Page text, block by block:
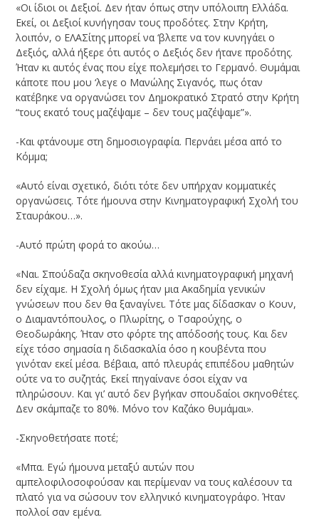
«Οι ίδιοι οι Δεξιοί. Δεν ήταν όπως στην υπόλοιπη Ελλάδα.
Εκεί, οι Δεξιοί κυνήγησαν τους προδότες. Στην Κρήτη,
λοιπόν, ο ΕΛΑΣίτης μπορεί να ‘βλεπε να τον κυνηγάει ο
Δεξιός, αλλά ήξερε ότι αυτός ο Δεξιός δεν ήτανε προδότης.
Ήταν κι αυτός ένας που είχε πολεμήσει το Γερμανό. Θυμάμαι
κάποτε που μου ‘λεγε ο Μανώλης Σιγανός, πως όταν
κατέβηκε να οργανώσει τον Δημοκρατικό Στρατό στην Κρήτη
“τους εκατό τους μαζέψαμε – δεν τους μαζέψαμε”».
-Και φτάνουμε στη δημοσιογραφία. Περνάει μέσα από το
Κόμμα;
«Αυτό είναι σχετικό, διότι τότε δεν υπήρχαν κομματικές
οργανώσεις. Τότε ήμουνα στην Κινηματογραφική Σχολή του
Σταυράκου…».
-Αυτό πρώτη φορά το ακούω…
«Ναι. Σπούδαζα σκηνοθεσία αλλά κινηματογραφική μηχανή
δεν είχαμε. Η Σχολή όμως ήταν μια Ακαδημία γενικών
γνώσεων που δεν θα ξαναγίνει. Τότε μας δίδασκαν ο Κουν,
ο Διαμαντόπουλος, ο Πλωρίτης, ο Τσαρούχης, ο
Θεοδωράκης. Ήταν στο φόρτε της απόδοσής τους. Και δεν
είχε τόσο σημασία η διδασκαλία όσο η κουβέντα που
γινόταν εκεί μέσα. Βέβαια, από πλευράς επιπέδου μαθητών
ούτε να το συζητάς. Εκεί πηγαίνανε όσοι είχαν να
πληρώσουν. Και γι’ αυτό δεν βγήκαν σπουδαίοι σκηνοθέτες.
Δεν σκάμπαζε το 80%. Μόνο τον Καζάκο θυμάμαι».
-Σκηνοθετήσατε ποτέ;
«Μπα. Εγώ ήμουνα μεταξύ αυτών που
αμπελοφιλοσοφούσαν και περίμεναν να τους καλέσουν τα
πλατό για να σώσουν τον ελληνικό κινηματογράφο. Ήταν
πολλοί σαν εμένα.